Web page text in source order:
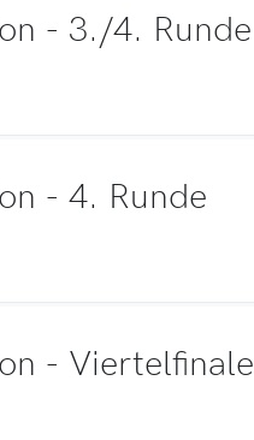
- 3./4. Runde
- 4. Runde
- Viertelfinale